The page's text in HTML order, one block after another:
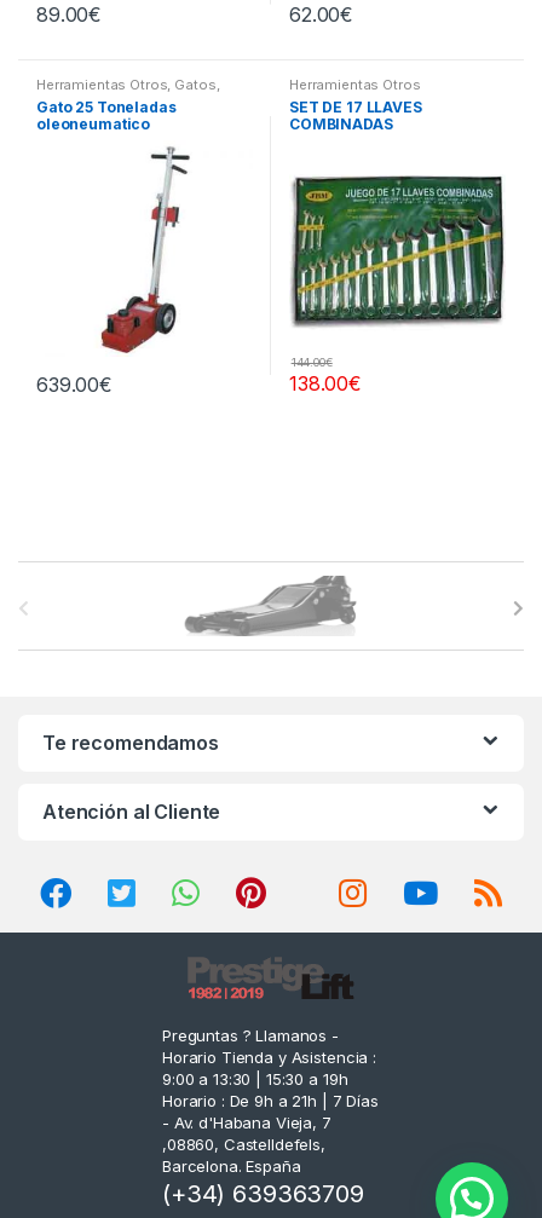
89.00€ 62.00€
Herramientas Otros, Gatos,
Soportes y Hidraulica
Gato 25 Toneladas
oleoneumatico
639.00€
Herramientas Otros
SET DE 17 LLAVES
COMBINADAS
138.00€
144.00€
Te recomendamos
Atención al Cliente
Preguntas ? Llamanos -
Horario Tienda y Asistencia :
9:00 a 13:30 | 15:30 a 19h
Horario : De 9h a 21h | 7 Días
- Av. d'Habana Vieja, 7
,08860, Castelldefels,
Barcelona. España
(+34) 639363709